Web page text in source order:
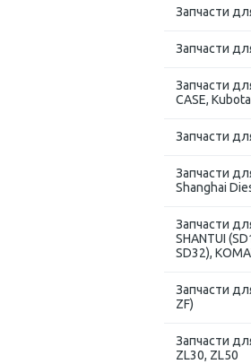
Запчасти
Запчасти
Запчасти
CASE, Kubota
Запчасти
Запчасти
Shanghai
Запчасти
SHANTUI
SD32),
Запчасти
ZF)
Запчасти
ZL30, ZL50